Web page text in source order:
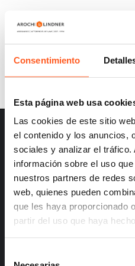
Consentimiento
Esta página web usa
Las cookies de este sitio
el contenido y los anuncios,
sociales y analizar el tráfico.
información sobre el uso
nuestros partners de redes
web, quienes pueden
que les haya proporcionado
partir del uso que haya
A&L UPDATES |
2024/1689: THE
ARTIFICIAL
– Terms and Conditions
– Privacy